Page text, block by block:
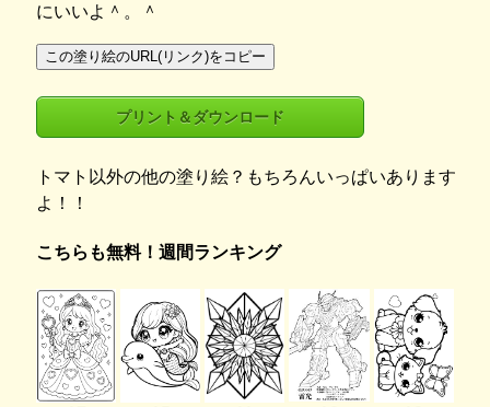
にいいよ＾。＾
この塗り絵のURL(リンク)をコピー
プリント＆ダウンロード
トマト以外の他の塗り絵？もちろんいっぱいあります
よ！！
こちらも無料！週間ランキング